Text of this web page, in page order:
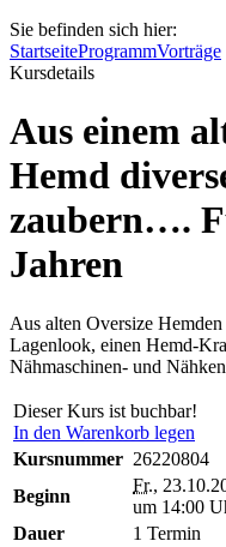
Sie befinden sich hier:
StartseiteProgrammVorträge
Kursdetails
Aus einem
Hemd
zaubern….
Jahren
Aus alten Oversize
Lagenlook, einen Hemd-
Nähmaschinen- und
Dieser Kurs ist buchbar!
In den Warenkorb legen
Kursnummer 26220804
Beginn
Fr.,
um 14:00
Dauer
1 Termin